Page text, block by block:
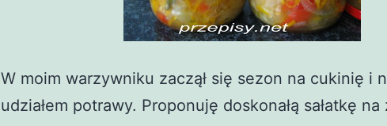
W moim warzywniku zaczął się sezon na cukinię i
udziałem potrawy. Proponuję doskonałą sałatkę na